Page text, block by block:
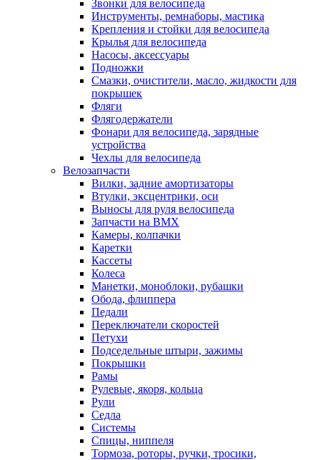
Звонки для велосипеда
Инструменты, ремнаборы, мастика
Крепления и стойки для велосипеда
Крылья для велосипеда
Насосы, аксессуары
Подножки
Смазки, очистители, масло, жидкости для
покрышек
Фляги
Флягодержатели
Фонари для велосипеда, зарядные
устройства
Чехлы для велосипеда
Велозапчасти
Вилки, задние амортизаторы
Втулки, эксцентрики, оси
Выносы для руля велосипеда
Запчасти на BMX
Камеры, колпачки
Каретки
Кассеты
Колеса
Манетки, моноблоки, рубашки
Обода, флиппера
Педали
Переключатели скоростей
Петухи
Подседельные штыри, зажимы
Покрышки
Рамы
Рулевые, якоря, кольца
Рули
Седла
Системы
Спицы, ниппеля
Тормоза, роторы, ручки, тросики,